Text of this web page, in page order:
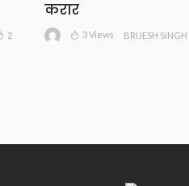
2
करार
3 Views BRIJESH SINGH